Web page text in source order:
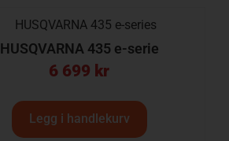
HUSQVARNA 435 e-serie
6 699 kr
Legg i handlekurv